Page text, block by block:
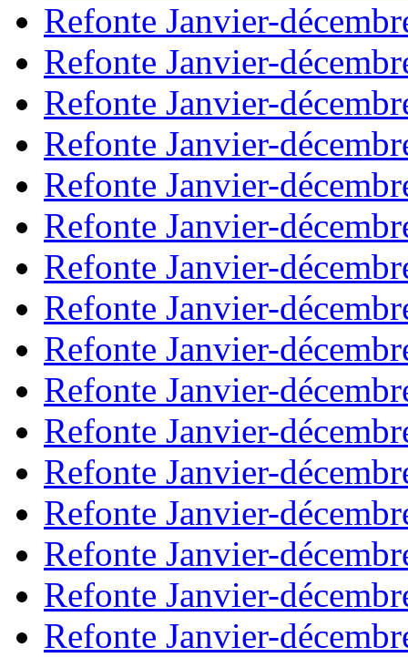
Refonte Janvier-
Refonte Janvier-
Refonte Janvier-
Refonte Janvier-
Refonte Janvier-
Refonte Janvier-
Refonte Janvier-
Refonte Janvier-
Refonte Janvier-
Refonte Janvier-
Refonte Janvier-
Refonte Janvier-
Refonte Janvier-
Refonte Janvier-
Refonte Janvier-
Refonte Janvier-